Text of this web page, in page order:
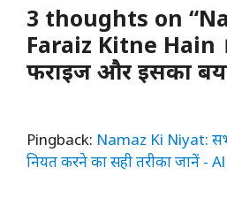
3 thoughts on
Faraiz Kitne Hain
फराइज और इसका
Pingback: Namaz Ki Niyat:
नियत करने का सही तरीका जानें -